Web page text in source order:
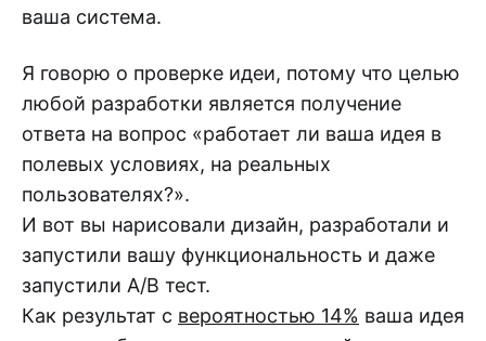
ваша система.
Я говорю о проверке идеи, потому что целью
любой разработки является получение
ответа на вопрос «работает ли ваша идея в
полевых условиях, на реальных
пользователях?».
И вот вы нарисовали дизайн, разработали и
запустили вашу функциональность и даже
запустили A/B тест.
Как результат с вероятностью 14% ваша идея